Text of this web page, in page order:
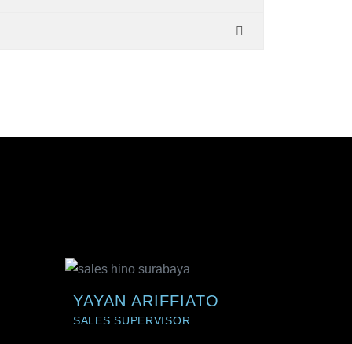
YAYAN ARIFFIATO
SALES SUPERVISOR